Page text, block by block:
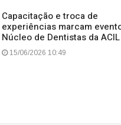
Capacitação e troca de
experiências marcam
Núcleo de Dentistas da ACIL
15/06/2026 10:49